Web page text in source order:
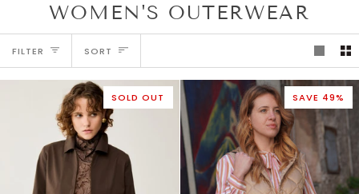
WOMEN'S OUTERWEAR
FILTER SORT
SORT
SOLD OUT SAVE 49%